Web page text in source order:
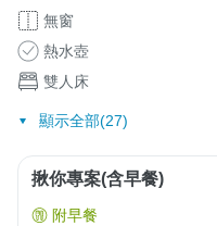
無窗
熱水壺
雙人床
顯示全部(27)
揪你專案(含早餐)
附早餐